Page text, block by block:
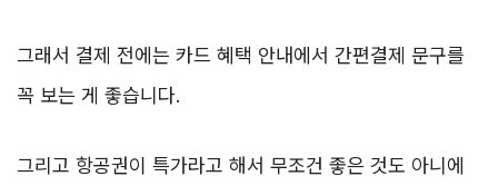
그래서 결제 전에는 카드 혜택 안내에서 간편결제 문구를
꼭 보는 게 좋습니다.
그리고 항공권이 특가라고 해서 무조건 좋은 것도 아니에